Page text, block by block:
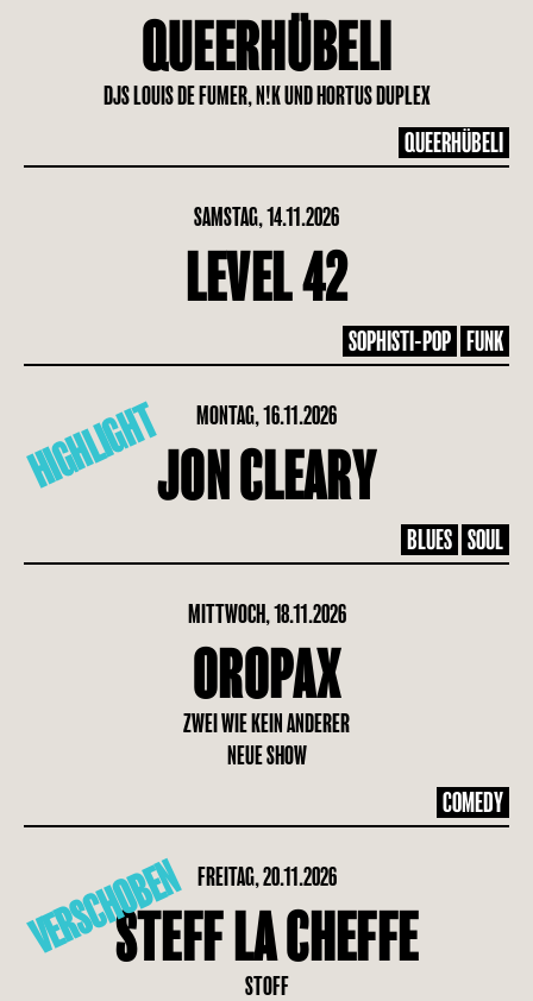
QUEERHÜBELI
DJS LOUIS DE FUMER, N!K UND HORTUS DUPLEX
QUEERHÜBELI
SAMSTAG, 14.11.2026
LEVEL 42
SOPHISTI-POP FUNK
MONTAG, 16.11.2026
HIGHLIGHTJON CLEARY
BLUES SOUL
MITTWOCH, 18.11.2026
OROPAX
ZWEI WIE KEIN ANDERER
NEUE SHOW
COMEDY
FREITAG, 20.11.2026
VERSCHOBENSTEFF LA CHEFFE
STOFF